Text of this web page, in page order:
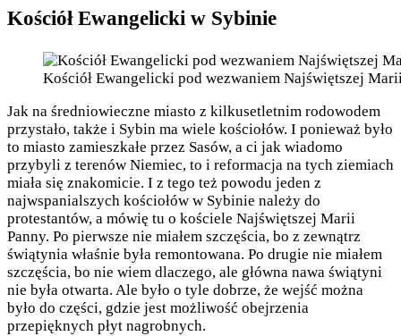
Kościół Ewangelicki w Sybinie
Kościół Ewangelicki pod wezwaniem Najświętszej
Jak na średniowieczne miasto z kilkusetletnim rodowodem
przystało, także i Sybin ma wiele kościołów. I ponieważ było
to miasto zamieszkałe przez Sasów, a ci jak wiadomo
przybyli z terenów Niemiec, to i reformacja na tych ziemiach
miała się znakomicie. I z tego też powodu jeden z
najwspanialszych kościołów w Sybinie należy do
protestantów, a mówię tu o kościele Najświętszej Marii
Panny. Po pierwsze nie miałem szczęścia, bo z zewnątrz
świątynia właśnie była remontowana. Po drugie nie miałem
szczęścia, bo nie wiem dlaczego, ale główna nawa świątyni
nie była otwarta. Ale było o tyle dobrze, że wejść można
było do części, gdzie jest możliwość obejrzenia
przepięknych płyt nagrobnych.